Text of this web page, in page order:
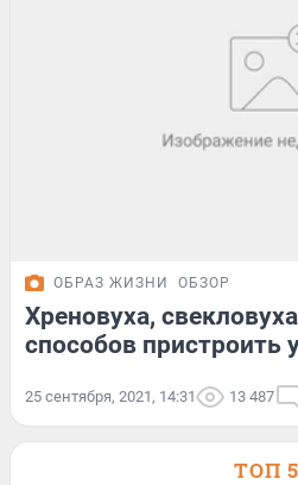
ОБРАЗ ЖИЗНИ ОБЗОР
Хреновуха,
способов пристроить
25 сентября, 2021, 14:31 13 487
ТОП 5